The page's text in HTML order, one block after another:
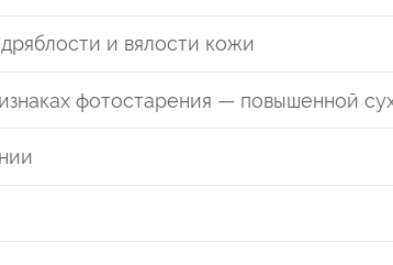
и вялости кожи
фотостарения — повышенной